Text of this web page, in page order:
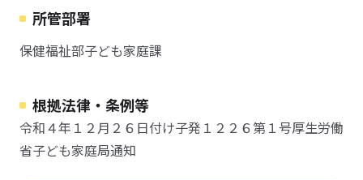
所管部署
保健福祉部子ども家庭課
根拠法律・条例等
令和４年１２月２６日付け子発１２２６第１号厚生労働
省子ども家庭局通知